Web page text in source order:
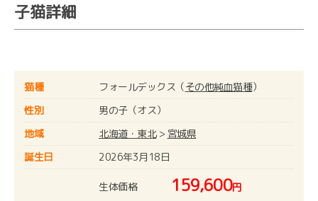
子猫詳細
猫種 フォールデックス（その他純血猫種）
性別
男の子（オス）
地域
北海道・東北> 宮城県
誕生日
2026年3月18日
生体価格 159,600円